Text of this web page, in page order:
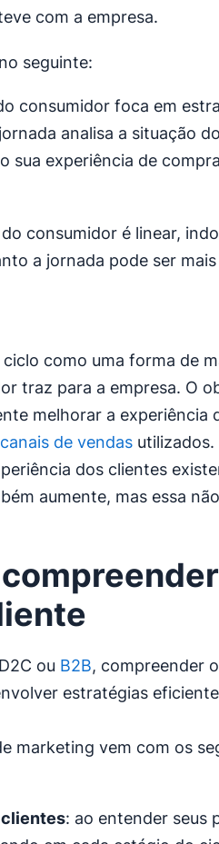
com a empresa.
seguinte:
consumidor foca em
analisa a situação
sua experiência de
consumidor é linear,
a jornada pode ser
como uma forma de
traz para a empresa. O
melhorar a experiência
canais de vendas utilizados.
dos clientes
aumente, mas essa
ou B2B, compreender
estratégias
marketing vem com os
clientes: ao entender seus